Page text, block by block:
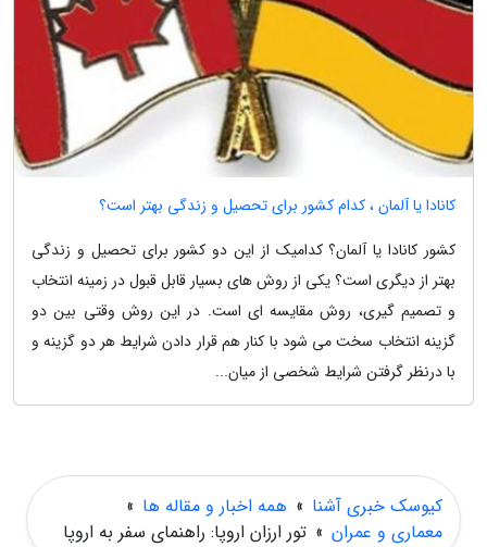
کانادا یا آلمان ، کدام کشور برای تحصیل و زندگی بهتر است؟
کشور کانادا یا آلمان؟ کدامیک از این دو کشور برای تحصیل و زندگی
بهتر از دیگری است؟ یکی از روش های بسیار قابل قبول در زمینه انتخاب
و تصمیم گیری، روش مقایسه ای است. در این روش وقتی بین دو
گزینه انتخاب سخت می شود با کنار هم قرار دادن شرایط هر دو گزینه و
با درنظر گرفتن شرایط شخصی از میان...
کیوسک خبری آشنا » همه اخبار و مقاله ها »
معماری و عمران » تور ارزان اروپا: راهنمای سفر به اروپا